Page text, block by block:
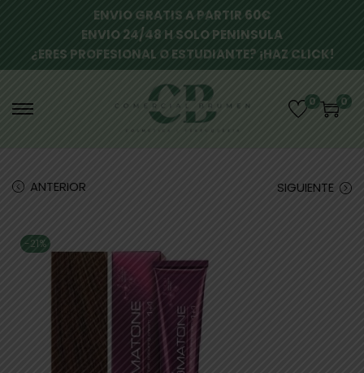
ENVIO GRATIS A PARTIR 60€
ENVIO 24/48 H SOLO PENINSULA
¿ERES PROFESIONAL O ESTUDIANTE? ¡HAZ CLICK!
0 0
ANTERIOR SIGUIENTE
-21%